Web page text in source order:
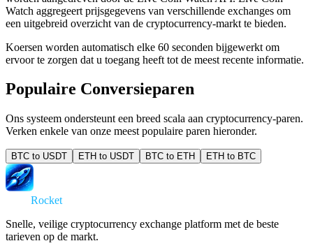
Watch aggregeert prijsgegevens van verschillende exchanges om
een uitgebreid overzicht van de cryptocurrency-markt te bieden.
Koersen worden automatisch elke 60 seconden bijgewerkt om
ervoor te zorgen dat u toegang heeft tot de meest recente informatie.
Populaire Conversieparen
Ons systeem ondersteunt een breed scala aan cryptocurrency-paren.
Verken enkele van onze meest populaire paren hieronder.
BTC to USDT ETH to USDT BTC to ETH ETH to BTC
Rocket
Snelle, veilige cryptocurrency exchange platform met de beste
tarieven op de markt.